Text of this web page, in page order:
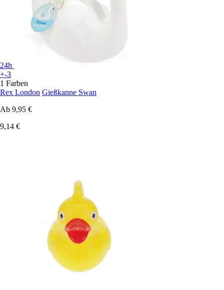
24h
+-3
1 Farben
Rex London Gießkanne Swan
Ab 9,95 €
9,14 €